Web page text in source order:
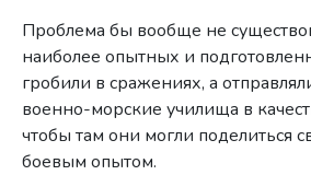
Проблема бы вообще не
наиболее опытных и
гробили в сражениях, а
военно-морские училища в
чтобы там они могли поделиться
боевым опытом.